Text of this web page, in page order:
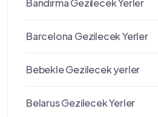
Bandırma Gezilecek Yerler
Barcelona Gezilecek Yerler
Bebekle Gezilecek yerler
Belarus Gezilecek Yerler